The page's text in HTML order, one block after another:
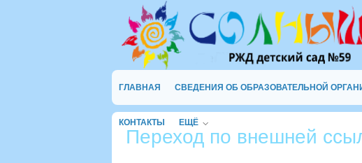
ГЛАВНАЯ СВЕДЕНИЯ ОБ ОБРАЗОВАТЕЛЬНОЙ
КОНТАКТЫ ЕЩЁ
Переход по внешней